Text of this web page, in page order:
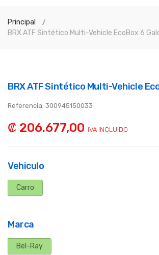
Principal
BRX ATF Sintético Multi-Vehicle EcoBox 6
BRX ATF Sintético Multi-Vehicle
Referencia: 300945150033
₡ 206.677,00 IVA INCLUIDO
Vehiculo
Carro
Marca
Bel-Ray